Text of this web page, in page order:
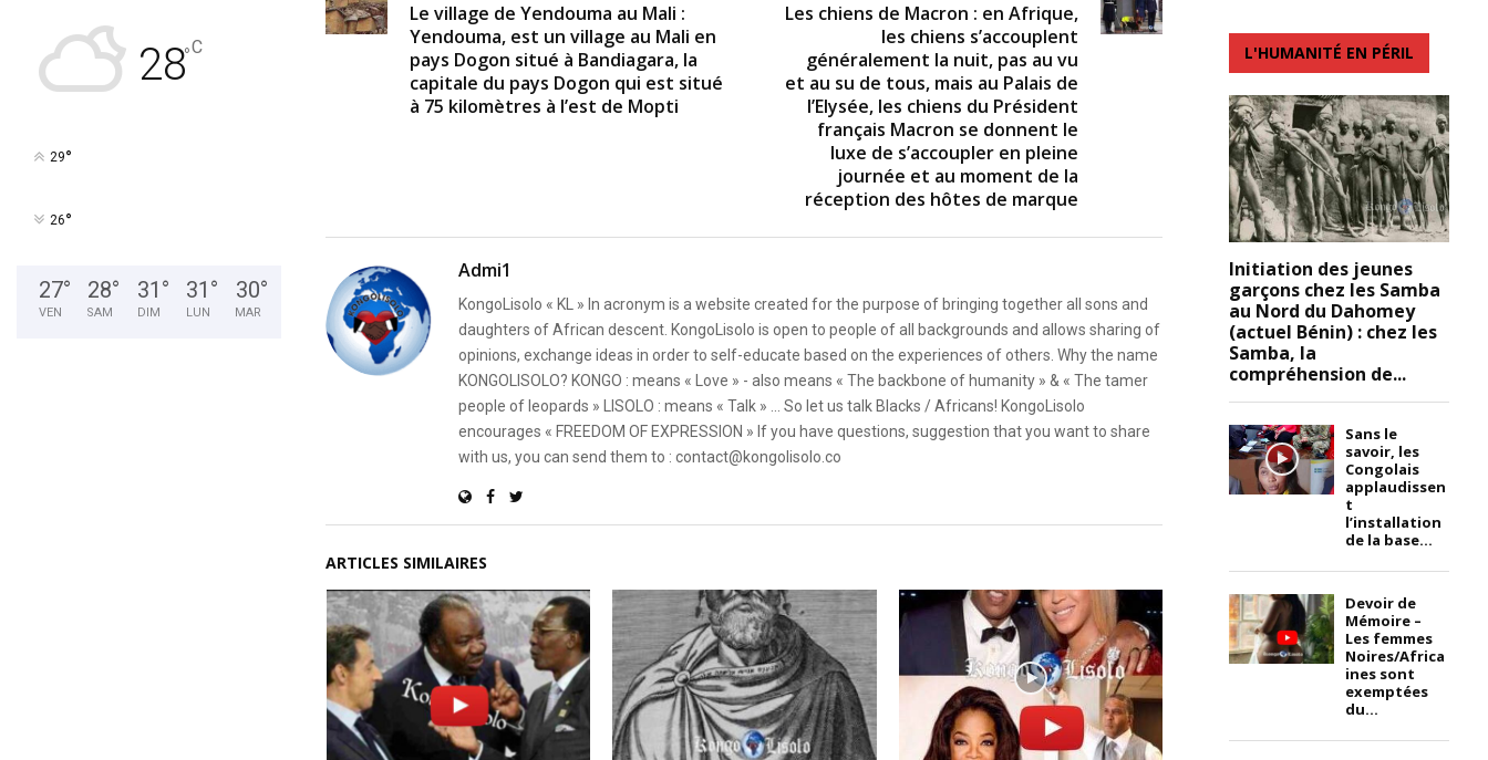
Le village de Yendouma au Mali :
Yendouma, est un village au Mali en
pays Dogon situé à Bandiagara, la
capitale du pays Dogon qui est situé
à 75 kilomètres à l’est de Mopti
Les chiens de Macron : en Afrique,
les chiens s’accouplent
généralement la nuit, pas au vu
et au su de tous, mais au Palais de
l’Elysée, les chiens du Président
français Macron se donnent le
luxe de s’accoupler en pleine
journée et au moment de la
réception des hôtes de marque
Admi1
KongoLisolo « KL » In acronym is a website created for the purpose of bringing together all sons and
daughters of African descent. KongoLisolo is open to people of all backgrounds and allows sharing of
opinions, exchange ideas in order to self-educate based on the experiences of others. Why the name
KONGOLISOLO? KONGO : means « Love » - also means « The backbone of humanity » & « The tamer
people of leopards » LISOLO : means « Talk » ... So let us talk Blacks / Africans! KongoLisolo
encourages « FREEDOM OF EXPRESSION » If you have questions, suggestion that you want to share
with us, you can send them to : contact@kongolisolo.co
ARTICLES SIMILAIRES
28°C
29°
26°
27°
VEN
28°
SAM
31 °
DIM
31 °
LUN
30°
MAR
L'HUMANITÉ EN PÉRIL
Initiation des jeunes
garçons chez les Samba
au Nord du Dahomey
(actuel Bénin) : chez les
Samba, la
compréhension de...
Sans le
savoir, les
Congolais
applaudissen
t
l’installation
de la base...
Devoir de
Mémoire –
Les femmes
Noires/Africa
ines sont
exemptées
du...